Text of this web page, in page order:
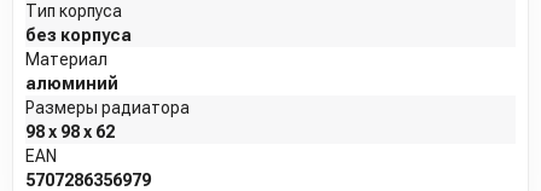
Тип корпуса
без корпуса
Материал
алюминий
Размеры радиатора
98 x 98 x 62
EAN
5707286356979